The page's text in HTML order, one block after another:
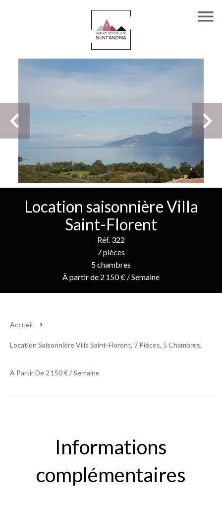
Location saisonnière Villa
Saint-Florent
Réf. 322
7 pièces
5 chambres
À partir de 2 150 € / Semaine
Accueil
Location Saisonnière Villa Saint-Florent, 7 Pièces, 5 Chambres,
À Partir De 2 150 € / Semaine
Informations
complémentaires